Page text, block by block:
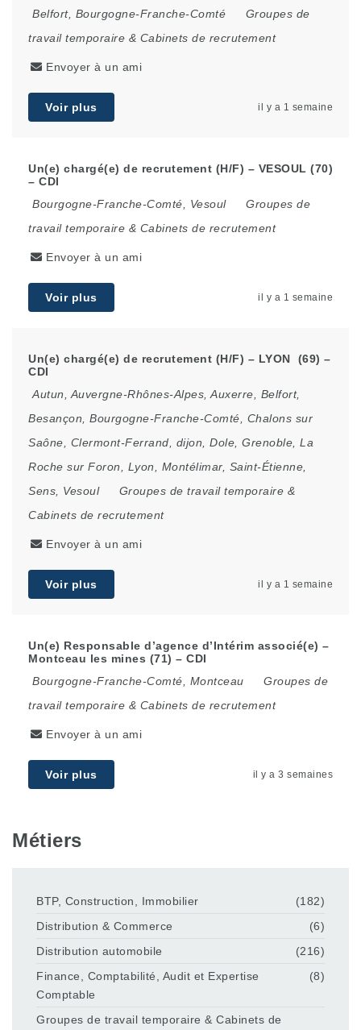
Belfort, Bourgogne-Franche-Comté
Groupes de
travail temporaire & Cabinets de recrutement
Envoyer à un ami
Voir plus il y a 1 semaine
Un(e) chargé(e) de recrutement (H/F) – VESOUL (70)
– CDI
Bourgogne-Franche-Comté
Vesoul
Groupes de
travail temporaire & Cabinets de recrutement
Envoyer à un ami
Voir plus il y a 1 semaine
Un(e) chargé(e) de recrutement (H/F) – LYON (69) –
CDI
Autun
Auvergne-Rhônes-Alpes Auxerre Belfort,
Besançon
Bourgogne-Franche-Comté
Chalons sur
Saône
Clermont-Ferrand dijon Dole Grenoble La
Roche sur Foron
Lyon Montélimar, Saint-Étienne
Sens
Vesoul
Groupes de travail temporaire &
Cabinets de recrutement
Envoyer à un ami
Voir plus il y a 1 semaine
Un(e) Responsable d’agence d’Intérim associé(e) –
Montceau les mines (71) – CDI
Bourgogne-Franche-Comté
Montceau
Groupes de
travail temporaire & Cabinets de recrutement
Envoyer à un ami
Voir plus il y a 3 semaines
Métiers
BTP, Construction, Immobilier
(182)
Distribution & Commerce
(6)
Distribution automobile
(216)
Finance, Comptabilité, Audit et Expertise
Comptable
(8)
Groupes de travail temporaire & Cabinets de